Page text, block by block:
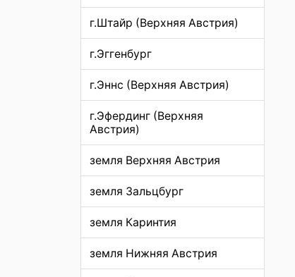
г.Штайр (Верхняя Австрия)
г.Эггенбург
г.Эннс (Верхняя Австрия)
г.Эфердинг (Верхняя
Австрия)
земля Верхняя Австрия
земля Зальцбург
земля Каринтия
земля Нижняя Австрия